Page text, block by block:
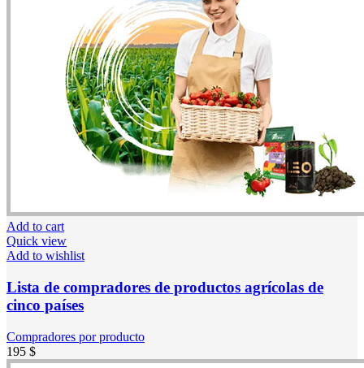
Add to cart
Quick view
Add to wishlist
Lista de compradores de productos agrícolas de
cinco países
Compradores por producto
195 $